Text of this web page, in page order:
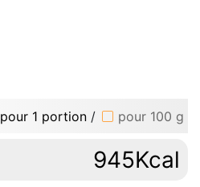
pour 1 portion / pour 100 g
945Kcal